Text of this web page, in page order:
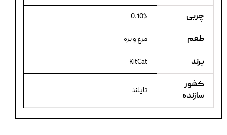
چربی 0.10%
طعم مرغ و بره
برند KitCat
کشور
سازنده
تایلند